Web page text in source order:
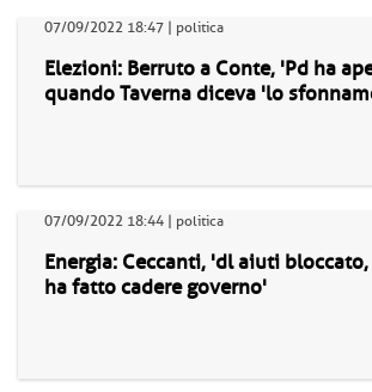
07/09/2022 18:47 | politica
Elezioni: Berruto a Conte, 'Pd ha
quando Taverna diceva 'lo
07/09/2022 18:44 | politica
Energia: Ceccanti, 'dl aiuti
ha fatto cadere governo'